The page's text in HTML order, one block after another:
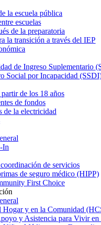
la escuela pública
escuelas
de la preparatoria
la transición a través del IEP
de Ingreso Suplementario
Social por Incapacidad
de los 18 años
de fondos
de la electricidad
In
de servicios
de seguro médico (HIPP)
First Choice
Hogar y en la Comunidad
y Asistencia para Vivir